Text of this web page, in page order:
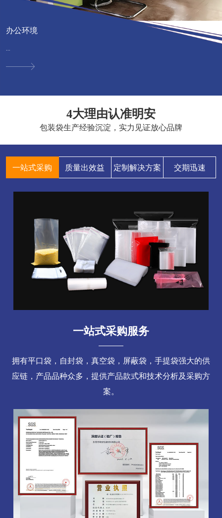
办公环境
4大理由认准明安
包装袋生产经验沉淀，实力见证放心品牌
一站式采购 质量出效益 定制解决方案 交期迅速
一站式采购服务
拥有平口袋，自封袋，真空袋，屏蔽袋，手提袋强大的供
应链，产品品种众多，提供产品款式和技术分析及采购方
案。